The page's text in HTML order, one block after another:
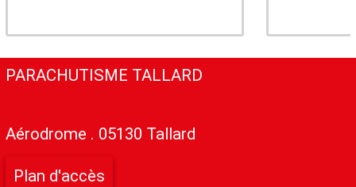
PARACHUTISME TALLARD
Aérodrome . 05130 Tallard
Plan d'accès